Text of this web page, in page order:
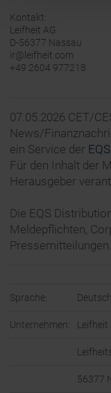
Kontakt:
Leifheit AG
D-56377 Nassau
ir@leifheit.com
+49 2604 977218
07.05.2026 CET/
News/
ein Service der
Für den Inhalt der
Herausgeber
Die EQS
Meldepflichten,
Pressemitteilungen.
Sprache: Deutsch
Unternehmen: Leifheit
56377